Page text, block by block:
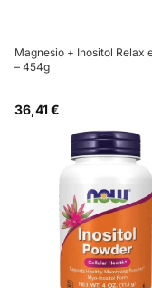
Magnesio + Inositol Relax
– 454g
36,41 €